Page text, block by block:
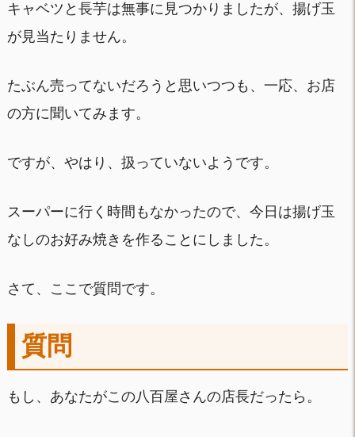
キャベツと長芋は無事に見つかりましたが、揚げ玉
が見当たりません。
たぶん売ってないだろうと思いつつも、一応、お店
の方に聞いてみます。
ですが、やはり、扱っていないようです。
スーパーに行く時間もなかったので、今日は揚げ玉
なしのお好み焼きを作ることにしました。
さて、ここで質問です。
質問
もし、あなたがこの八百屋さんの店長だったら。